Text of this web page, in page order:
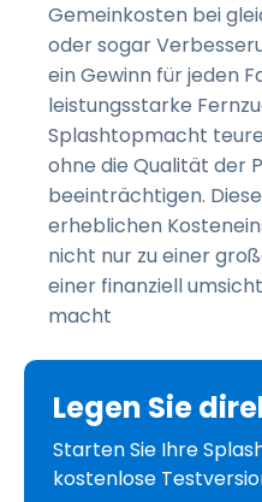
Gemeinkosten bei
oder sogar
ein Gewinn für jeden
leistungsstarke
Splashtopmacht
ohne die Qualität der
beeinträchtigen.
erheblichen
nicht nur zu einer
einer finanziell
macht
Legen Sie
Starten Sie Ihre
kostenlose